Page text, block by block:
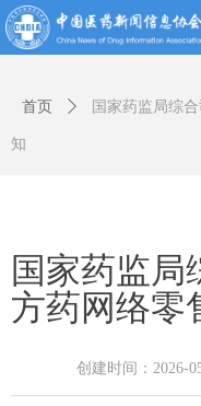
国家药监局
方药网络零
创建时间： 2026-
首页 ꄲ 国家药监局综
知